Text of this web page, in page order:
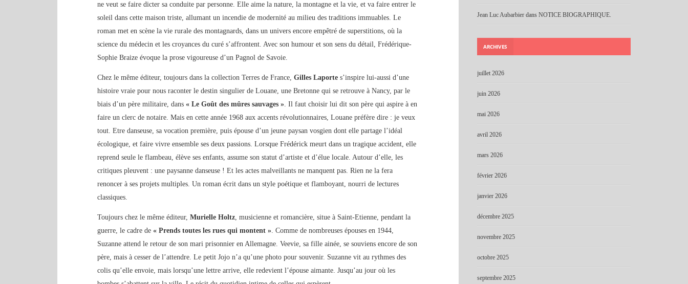
ne veut se faire dicter sa conduite par personne. Elle aime la nature, la montagne et la vie, et va faire entrer le
soleil dans cette maison triste, allumant un incendie de modernité au milieu des traditions immuables. Le
roman met en scène la vie rurale des montagnards, dans un univers encore empêtré de superstitions, où la
science du médecin et les croyances du curé s’affrontent. Avec son humour et son sens du détail, Frédérique-
Sophie Braize évoque la prose vigoureuse d’un Pagnol de Savoie.
Chez le même éditeur, toujours dans la collection Terres de France,Gilles Laportes’inspire lui-aussi d’une
histoire vraie pour nous raconter le destin singulier de Louane, une Bretonne qui se retrouve à Nancy, par le
biais d’un père militaire, dans« Le Goût des mûres sauvages ». Il faut choisir lui dit son père qui aspire à en
faire un clerc de notaire. Mais en cette année 1968 aux accents révolutionnaires, Louane préfère dire : je veux
tout. Etre danseuse, sa vocation première, puis épouse d’un jeune paysan vosgien dont elle partage l’idéal
écologique, et faire vivre ensemble ses deux passions. Lorsque Frédérick meurt dans un tragique accident, elle
reprend seule le flambeau, élève ses enfants, assume son statut d’artiste et d’élue locale. Autour d’elle, les
critiques pleuvent : une paysanne danseuse ! Et les actes malveillants ne manquent pas. Rien ne la fera
renoncer à ses projets multiples. Un roman écrit dans un style poétique et flamboyant, nourri de lectures
classiques.
Toujours chez le même éditeur,Murielle Holtz, musicienne et romancière, situe à Saint-Etienne, pendant la
guerre, le cadre de« Prends toutes les rues qui montent ». Comme de nombreuses épouses en 1944,
Suzanne attend le retour de son mari prisonnier en Allemagne. Veevie, sa fille ainée, se souviens encore de son
père, mais à cesser de l’attendre. Le petit Jojo n’a qu’une photo pour souvenir. Suzanne vit au rythmes des
colis qu’elle envoie, mais lorsqu’une lettre arrive, elle redevient l’épouse aimante. Jusqu’au jour où les
Jean Luc Aubarbier dans NOTICE BIOGRAPHIQUE.
ARCHIVES
juillet 2026
juin 2026
mai 2026
avril 2026
mars 2026
février 2026
janvier 2026
décembre 2025
novembre 2025
octobre 2025
septembre 2025